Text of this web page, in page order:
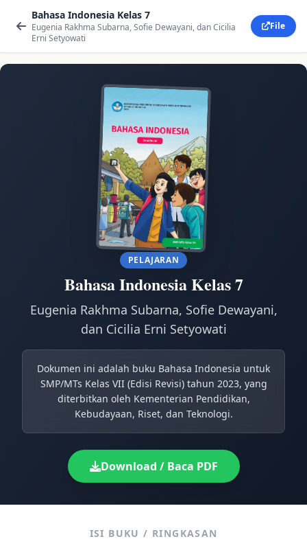
Bahasa Indonesia Kelas 7
Eugenia Rakhma Subarna, Sofie Dewayani, dan Cicilia
Erni Setyowati
File
PELAJARAN
Bahasa Indonesia Kelas 7
Eugenia Rakhma Subarna, Sofie Dewayani,
dan Cicilia Erni Setyowati
Dokumen ini adalah buku Bahasa Indonesia untuk
SMP/MTs Kelas VII (Edisi Revisi) tahun 2023, yang
diterbitkan oleh Kementerian Pendidikan,
Kebudayaan, Riset, dan Teknologi.
Download / Baca PDF
ISI BUKU / RINGKASAN